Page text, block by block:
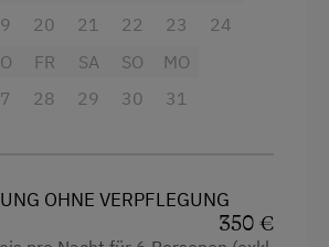
20
21
22
23
24
FR
28
SA
29
SO
30
MO
31
OHNE VERPFLEGUNG
350 €